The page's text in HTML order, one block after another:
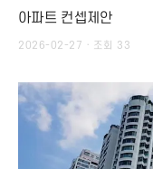
아파트 컨셉제안
2026-02-27 · 조회 33